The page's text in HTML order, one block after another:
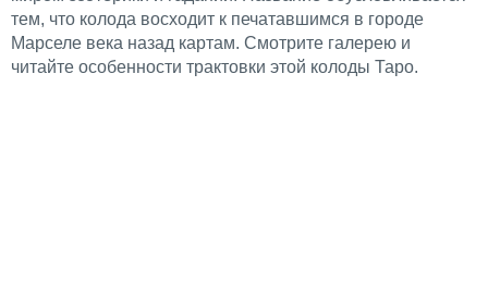
тем, что колода восходит к печатавшимся в городе
Марселе века назад картам. Смотрите галерею и
читайте особенности трактовки этой колоды Таро.